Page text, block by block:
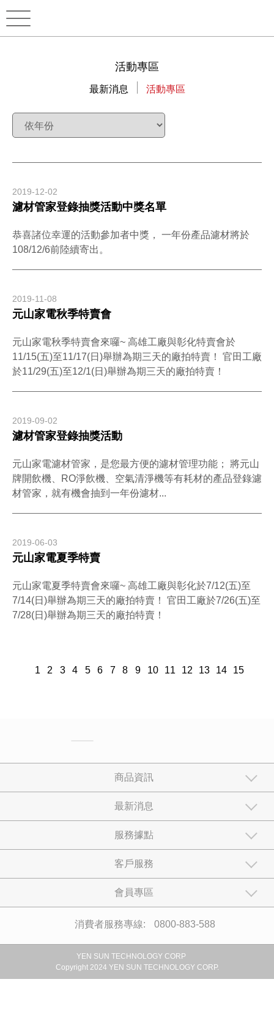
活動專區
最新消息 活動專區
濾材管家登錄抽獎活動中獎名單
2019-12-02
恭喜諸位幸運的活動參加者中獎， 一年份產品濾材將於
108/12/6前陸續寄出。
元山家電秋季特賣會
2019-11-08
元山家電秋季特賣會來囉~ 高雄工廠與彰化特賣會於
11/15(五)至11/17(日)舉辦為期三天的廠拍特賣！ 官田工廠
於11/29(五)至12/1(日)舉辦為期三天的廠拍特賣！
濾材管家登錄抽獎活動
2019-09-02
元山家電濾材管家，是您最方便的濾材管理功能； 將元山
牌開飲機、RO淨飲機、空氣清淨機等有耗材的產品登錄濾
材管家，就有機會抽到一年份濾材...
元山家電夏季特賣
2019-06-03
元山家電夏季特賣會來囉~ 高雄工廠與彰化於7/12(五)至
7/14(日)舉辦為期三天的廠拍特賣！ 官田工廠於7/26(五)至
7/28(日)舉辦為期三天的廠拍特賣！
1 2 3 4 5 6 7 8 9 10 11 12 13 14 15
消費者服務專線: 0800-883-588
商品資訊
最新消息
服務據點
客戶服務
會員專區
YEN SUN TECHNOLOGY CORP
Copyright 2024 YEN SUN TECHNOLOGY CORP.